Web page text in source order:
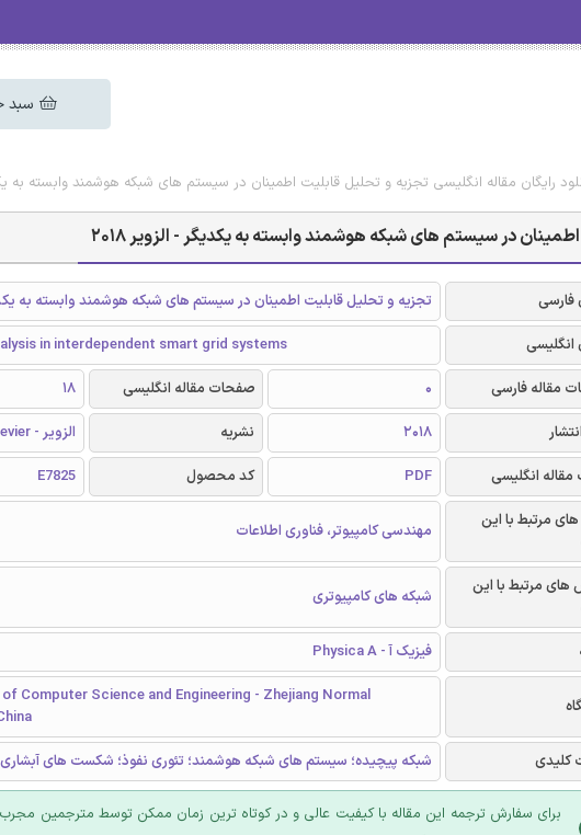
سبد
رایگان مقاله انگلیسی تجزیه و تحلیل قابلیت اطمینان در سیستم های شبکه هوشمند وابسته به
در سیستم های شبکه هوشمند وابسته به یکدیگر - الزویر 2018
فارسی
تجزیه و تحلیل قابلیت اطمینان در سیستم های شبکه هوشمند وابسته به
انگلیسی
in interdependent smart grid systems
مقاله فارسی
0 صفحات مقاله انگلیسی
18
2018 نشریه
الزویر - Elsevier
انگلیسی
PDF کد محصول
E7825
مرتبط با این
مهندسی کامپیوتر، فناوری اطلاعات
های مرتبط با این
شبکه های کامپیوتری
فیزیک آ - Physica A
Computer Science and Engineering - Zhejiang Normal
کلیدی
شبکه پیچیده؛ سیستم های شبکه هوشمند؛ تئوری نفوذ؛ شکست های آبشاری
برای سفارش ترجمه این مقاله با کیفیت عالی و در کوتاه ترین زمان ممکن توسط مترجمین